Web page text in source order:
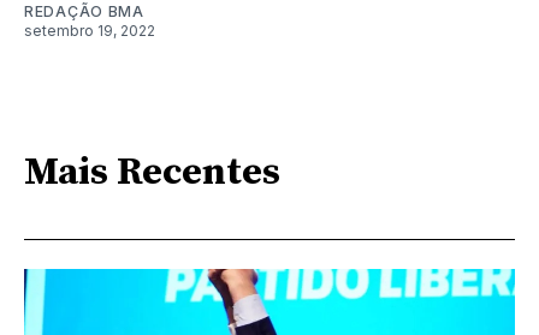
REDAÇÃO BMA
setembro 19, 2022
Mais Recentes